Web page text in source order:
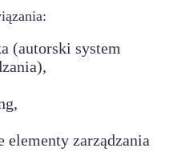
(autorski system
elementy zarządzania